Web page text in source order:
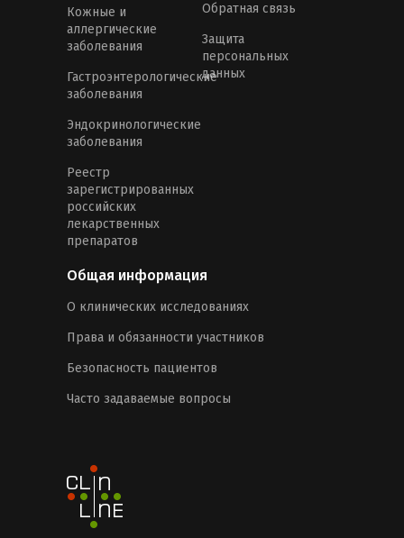
Кожные и
аллергические
заболевания
Гастроэнтерологические
заболевания
Эндокринологические
заболевания
Реестр
зарегистрированных
российских
лекарственных
препаратов
Обратная связь
Защита
персональных
данных
Общая информация
О клинических исследованиях
Права и обязанности участников
Безопасность пациентов
Часто задаваемые вопросы